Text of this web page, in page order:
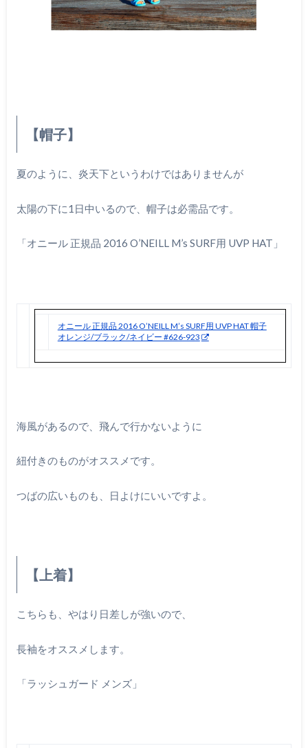
【帽子】
夏のように、炎天下というわけではありませんが
太陽の下に1日中いるので、帽子は必需品です。
「オニール 正規品 2016 O’NEILL M’s SURF用 UVP HAT」
オニール 正規品 2016 O’NEILL M’s SURF用 UVP HAT 帽子
オレンジ/ブラック/ネイビー #626-923
海風があるので、飛んで行かないように
紐付きのものがオススメです。
つばの広いものも、日よけにいいですよ。
【上着】
こちらも、やはり日差しが強いので、
長袖をオススメします。
「ラッシュガード メンズ」